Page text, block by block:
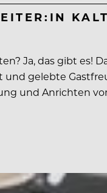
Ja, das gibt es!
gelebte
und Anrichten